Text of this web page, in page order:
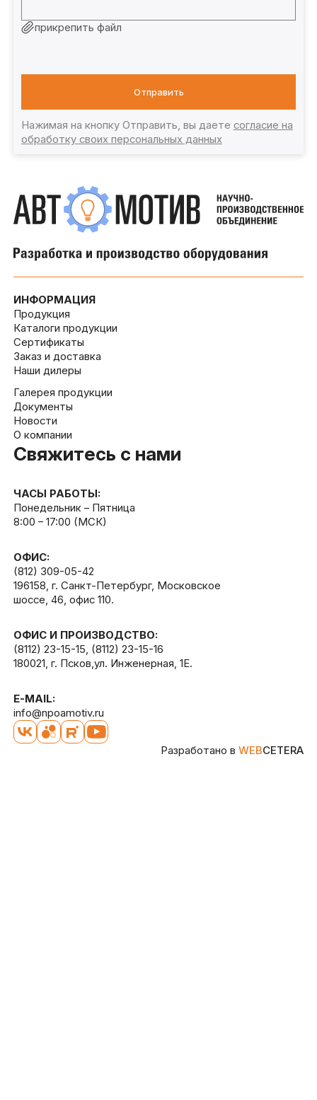
прикрепить файл
Отправить
Нажимая на кнопку Отправить, вы даете согласие на
обработку своих персональных данных
ИНФОРМАЦИЯ
Продукция
Каталоги продукции
Сертификаты
Заказ и доставка
Наши дилеры
Галерея продукции
Документы
Новости
О компании
Свяжитесь с нами
ЧАСЫ РАБОТЫ:
Понедельник – Пятница
8:00 – 17:00 (МСК)
ОФИС:
(812) 309-05-42
196158, г. Санкт-Петербург, Московское
шоссе, 46, офис 110.
ОФИС И ПРОИЗВОДСТВО:
(8112) 23-15-15, (8112) 23-15-16
180021, г. Псков,ул. Инженерная, 1Е.
E-MAIL:
info@npoamotiv.ru
Разработано вWEBCETERA